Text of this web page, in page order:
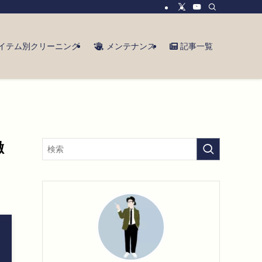
テム別クリーニング メンテナンス 記事一覧